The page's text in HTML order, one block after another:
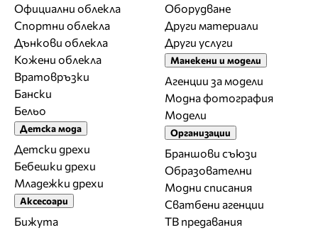
Официални облекла
Спортни облекла
Дънкови облекла
Кожени облекла
Вратовръзки
Бански
Бельо
Детска мода
Детски дрехи
Бебешки дрехи
Младежки дрехи
Аксесоари
Бижута
Оборудване
Други материали
Други услуги
Манекени и модели
Агенции за модели
Модна фотография
Модели
Организации
Браншови съюзи
Образователни
Модни списания
Сватбени агенции
ТВ предавания